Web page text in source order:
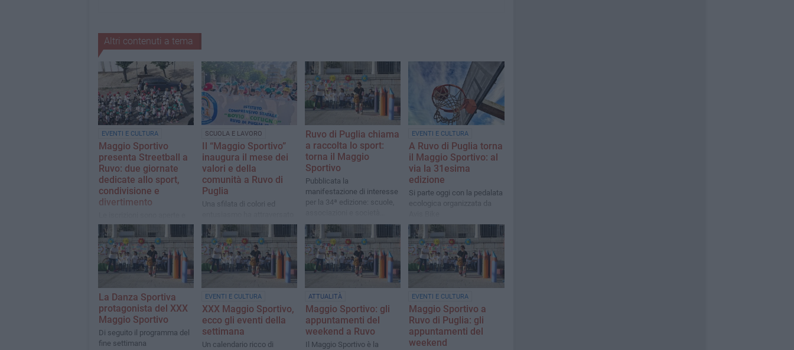
Altri contenuti a tema
EVENTI E CULTURA
Maggio Sportivo
presenta Streetball a
Ruvo: due giornate
dedicate allo sport,
condivisione e
divertimento
devono essere completate
entro la giornata di oggi
SCUOLA E LAVORO
Il “Maggio Sportivo”
inaugura il mese dei
valori e della
comunità a Ruvo di
Puglia
Una sfilata di colori ed
il centro cittadino:
protagonisti gli alunni del
Bovio-Cotugno
Ruvo di Puglia chiama
a raccolta lo sport:
torna il Maggio
Sportivo
Pubblicata la
manifestazione di interesse
per la 34ª edizione: scuole,
sportive protagoniste del
programma
EVENTI E CULTURA
A Ruvo di Puglia torna
il Maggio Sportivo: al
via la 31esima
edizione
Si parte oggi con la pedalata
ecologica organizzata da
La Danza Sportiva
protagonista del XXX
Maggio Sportivo
Di seguito il programma del
fine settimana
EVENTI E CULTURA
XXX Maggio Sportivo,
ecco gli eventi della
settimana
Un calendario ricco di
ATTUALITÀ
Maggio Sportivo: gli
appuntamenti del
weekend a Ruvo
Il Maggio Sportivo è la
EVENTI E CULTURA
Maggio Sportivo a
Ruvo di Puglia: gli
appuntamenti del
weekend